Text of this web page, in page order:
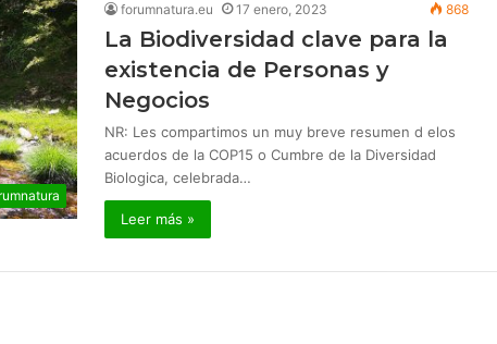
forumnatura.eu 17 enero, 2023 868
La Biodiversidad clave para la
existencia de Personas y
Negocios
NR: Les compartimos un muy breve resumen d elos
acuerdos de la COP15 o Cumbre de la Diversidad
Biologica, celebrada…
Leer más »